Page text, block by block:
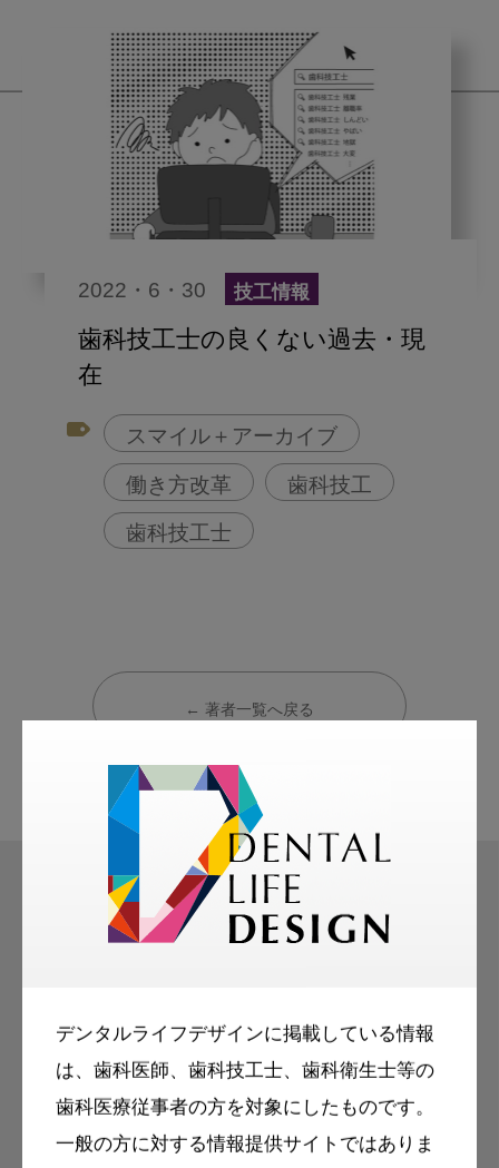
デンタルライフデザインに掲載している情報
は、歯科医師、歯科技工士、歯科衛生士等の
歯科医療従事者の方を対象にしたものです。
一般の方に対する情報提供サイトではありま
2022・6・30 技工情報
歯科技工士の良くない過去・現
在
スマイル＋アーカイブ
働き方改革 歯科技工
歯科技工士
← 著者一覧へ戻る
モリタ友の会
モリタ友の会に登録いただくと、デンタルライ
ができます。